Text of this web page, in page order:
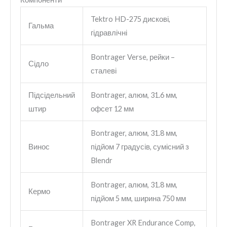
Гальма
Tektro HD-275 дискові,
гідравлічні
Сідло
Bontrager Verse, рейки –
сталеві
Підсідельний
штир
Bontrager, алюм, 31.6 мм,
офсет 12 мм
Винос
Bontrager, алюм, 31.8 мм,
підйом 7 градусів, сумісний з
Blendr
Кермо
Bontrager, алюм, 31.8 мм,
підйом 5 мм, ширина 750 мм
Bontrager XR Endurance Comp,